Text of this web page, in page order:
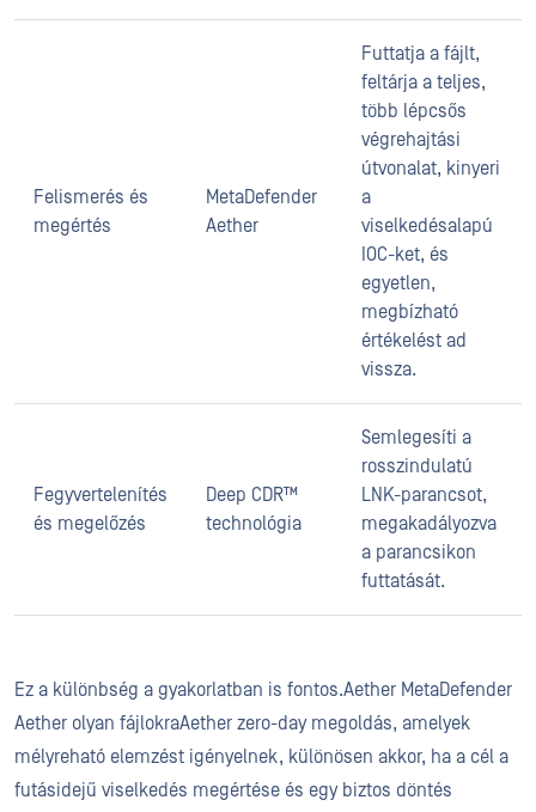
Felismerés és
megértés
MetaDefender
Aether
Futtatja a fájlt,
feltárja a teljes,
több lépcsős
végrehajtási
útvonalat, kinyeri
a
viselkedésalapú
IOC-ket, és
egyetlen,
megbízható
értékelést ad
vissza.
Fegyvertelenítés
és megelőzés
Deep CDR™
technológia
Semlegesíti a
rosszindulatú
LNK-parancsot,
megakadályozva
a parancsikon
futtatását.
Ez a különbség a gyakorlatban is fontos.Aether MetaDefender
Aether olyan fájlokraAether zero-day megoldás, amelyek
mélyreható elemzést igényelnek, különösen akkor, ha a cél a
futásidejű viselkedés megértése és egy biztos döntés